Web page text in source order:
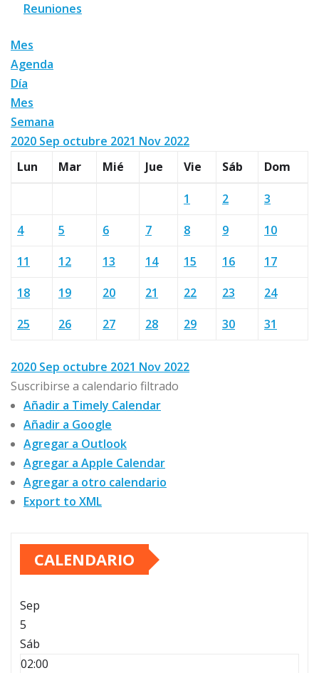
Reuniones
Mes
Agenda
Día
Mes
Semana
2020 Sep octubre 2021 Nov 2022
Lun
Mar Mié Jue Vie Sáb Dom
1 2
3
4
5 6 7 8 9
10
11
12 13 14 15 16
17
18
19 20 21 22 23
24
25
26 27 28 29 30 31
2020 Sep octubre 2021 Nov 2022
Suscribirse a calendario filtrado
Añadir a Timely Calendar
Añadir a Google
Agregar a Outlook
Agregar a Apple Calendar
Agregar a otro calendario
Export to XML
CALENDARIO
Sep
5
Sáb
02:00